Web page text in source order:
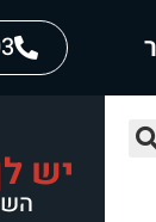
יש